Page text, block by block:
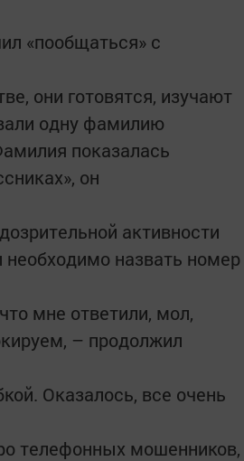
«пообщаться» с
они готовятся, изучают
одну фамилию
показалась
он
активности
необходимо назвать номер
мне ответили, мол,
– продолжил
Оказалось, все очень
телефонных мошенников,